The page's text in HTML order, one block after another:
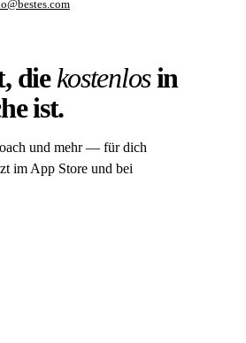
diekostenlosin
ist.
und mehr — für dich
im App Store und bei